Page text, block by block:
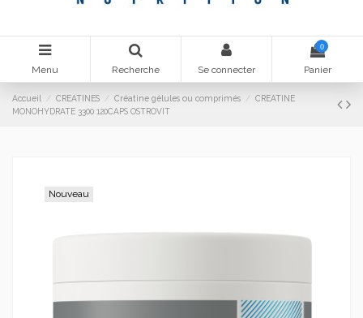
Menu Recherche Se connecter
0
Panier
Accueil CREATINES Créatine gélules ou comprimés
CREATINE
MONOHYDRATE 3300 120CAPS OSTROVIT
Nouveau